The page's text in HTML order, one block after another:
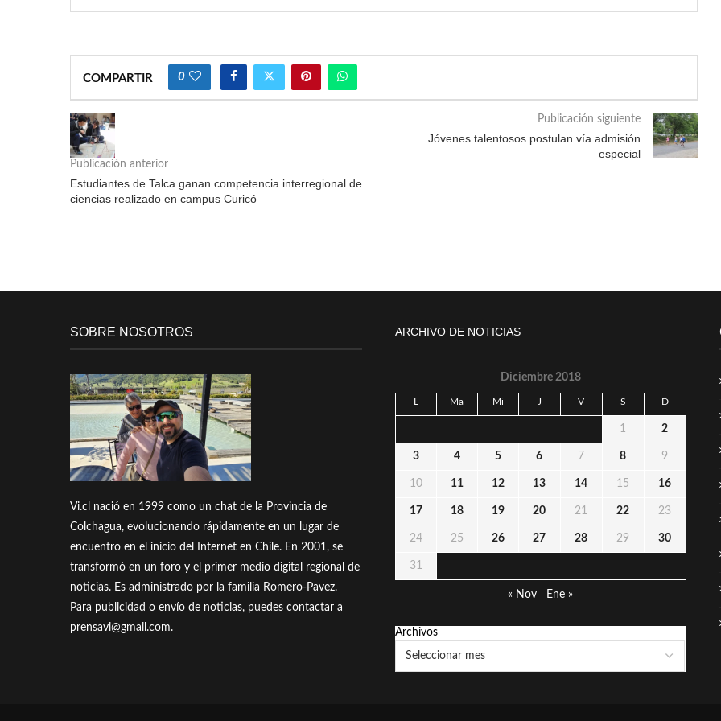
COMPARTIR 0
Publicación anterior
Estudiantes de Talca ganan competencia interregional de
ciencias realizado en campus Curicó
Publicación siguiente
Jóvenes talentosos postulan vía admisión
especial
SOBRE NOSOTROS
Vi.cl nació en 1999 como un chat de la Provincia de
Colchagua, evolucionando rápidamente en un lugar de
encuentro en el inicio del Internet en Chile. En 2001, se
transformó en un foro y el primer medio digital regional de
noticias. Es administrado por la familia Romero-Pavez.
Para publicidad o envío de noticias, puedes contactar a
prensavi@gmail.com.
ARCHIVO DE NOTICIAS
Diciembre 2018
L Ma Mi J V S D
1 2
3 4 5 6 7 8 9
10 11 12 13 14 15 16
17 18 19 20 21 22 23
24 25 26 27 28 29 30
31
« Nov Ene »
Archivos